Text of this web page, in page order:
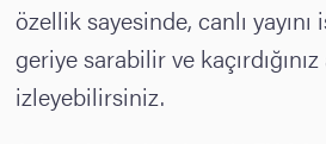
özellik sayesinde, canlı
geriye sarabilir ve
izleyebilirsiniz.